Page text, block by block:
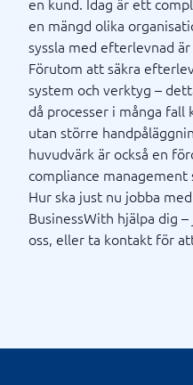
en mängd olika
syssla med efterlevnad
Förutom att säkra
system och verktyg –
då processer i många fall
utan större
huvudvärk är också en
compliance management
Hur ska just nu jobba
BusinessWith hjälpa dig
oss, eller ta kontakt för